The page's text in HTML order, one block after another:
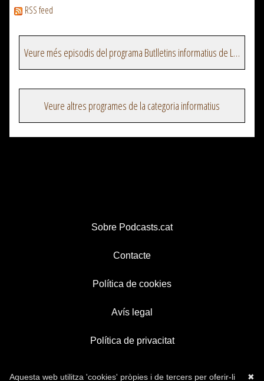
RSS feed
Veure més episodis del programa Butlletins informatius de La Xarxa
Veure altres programes de la categoria informatius
Sobre Podcasts.cat
Contacte
Política de cookies
Avís legal
Política de privacitat
✖
Aquesta web utilitza 'cookies' pròpies i de tercers per oferir-li